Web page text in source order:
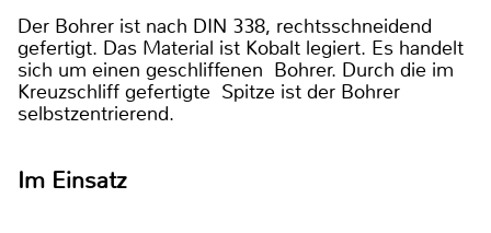
Der Bohrer ist nach DIN 338, rechtsschneidend
gefertigt. Das Material ist Kobalt legiert. Es handelt
sich um einen geschliffenen Bohrer. Durch die im
Kreuzschliff gefertigte Spitze ist der Bohrer
selbstzentrierend.
Im Einsatz